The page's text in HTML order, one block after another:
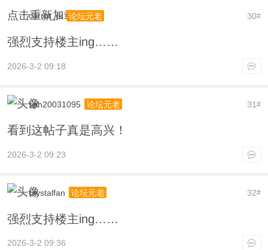
点击重新加载 30#
carrot_rk 论坛元老
强烈支持楼主ing……
2026-3-2 09:18
31#
sph20031095 论坛元老
看到这帖子真是高兴！
2026-3-2 09:23
32#
crystalfan 论坛元老
强烈支持楼主ing……
2026-3-2 09:36